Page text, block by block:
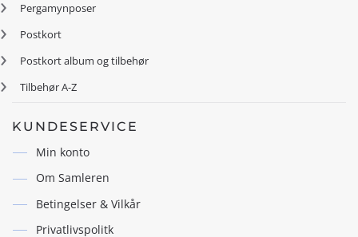
Pergamynposer
Postkort
Postkort album og tilbehør
Tilbehør A-Z
KUNDESERVICE
Min konto
Om Samleren
Betingelser & Vilkår
Privatlivspolitk